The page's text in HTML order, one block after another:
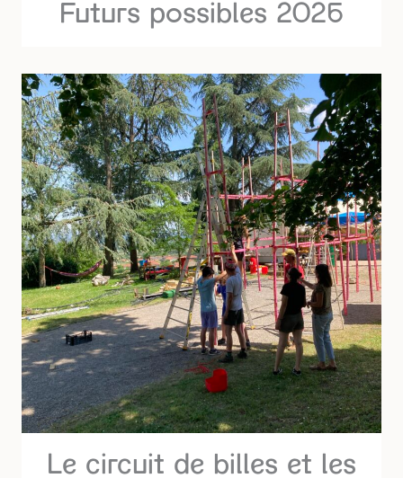
Futurs possibles 2026
Le circuit de billes et les